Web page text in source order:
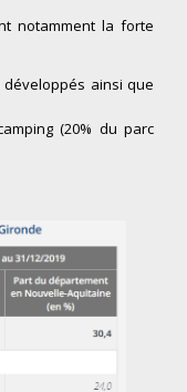
notamment la forte
ainsi que
(20% du parc